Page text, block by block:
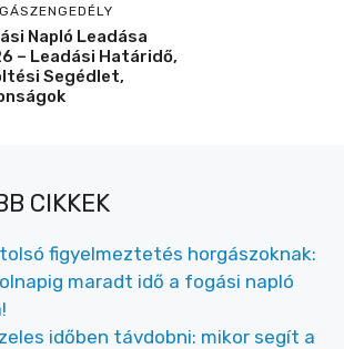
Napló Leadása
– Leadási Határidő,
Segédlet,
CIKKEK
figyelmeztetés horgászoknak:
maradt idő a fogási napló
időben távdobni: mikor segít a